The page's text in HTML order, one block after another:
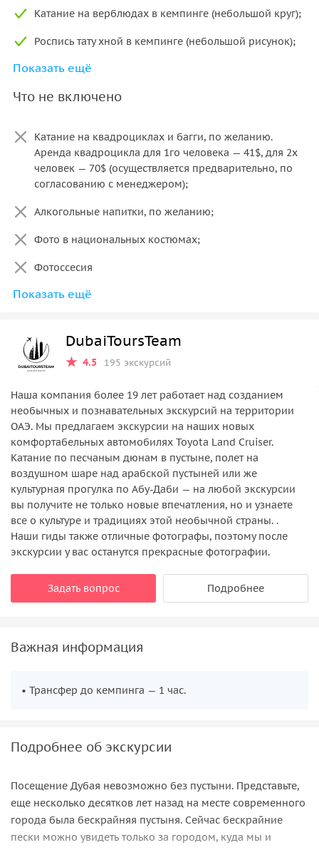
Катание на верблюдах в кемпинге (небольшой круг);
Роспись тату хной в кемпинге (небольшой рисунок);
Шоу-программа Belly Dance Show, Fire show, Tanoura
горячие напитки;
Трансфер: доставка от/до места проведения
экскурсии, в случае проживания туристов в Шарджа,
может быть прохладно.
Показать ещё
Что не включено
Катание на квадроциклах и багги, по желанию.
Аренда квадроцикла для 1го человека — 41$, для 2х
человек — 70$ (осуществляется предварительно, по
согласованию с менеджером);
Алкогольные напитки, по желанию;
Фото в национальных костюмах;
Фотоссесия
Sand board (сэндбординг).Аренда доски — 5$,
Трансфер из Al Maha Resort, Bab al-Shams, Jebel Ali,
Investment City, Ibn Battuta ,JVC,Discovery
за дополнительную плату и только по предоплате.
Для определения правильной стоимости за
экскурсию с удаленного района и согласования
вашей локации, пожалуйста, свяжитесь с нашим
специалистом.
Сборы из апартаментов, из отелей , в которых гости
не проживают только после предоплаты.
Во время Священного месяца Рамадан из программы
Показать ещё
DubaiToursTeam
4.5 195 экскурсий
Наша компания более 19 лет работает над созданием
необычных и познавательных экскурсий на территории
ОАЭ. Мы предлагаем экскурсии на наших новых
комфортабельных автомобилях Toyota Land Cruiser.
Катание по песчаным дюнам в пустыне, полет на
воздушном шаре над арабской пустыней или же
культурная прогулка по Абу-Даби — на любой экскурсии
вы получите не только новые впечатления, но и узнаете
все о культуре и традициях этой необычной страны. .
Наши гиды также отличные фотографы, поэтому после
экскурсии у вас останутся прекрасные фотографии.
Задать вопрос Подробнее
Важная информация
• Трансфер до кемпинга — 1 час.
Подробнее об экскурсии
Посещение Дубая невозможно без пустыни. Представьте,
еще несколько десятков лет назад на месте современного
города была бескрайняя пустыня. Сейчас бескрайние
пески можно увидеть только за городом, куда мы и